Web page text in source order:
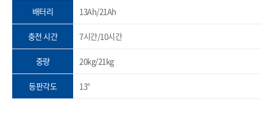
배터리 13Ah/21Ah
충전 시간 7시간/10시간
중량 20kg/21kg
등판각도 13°